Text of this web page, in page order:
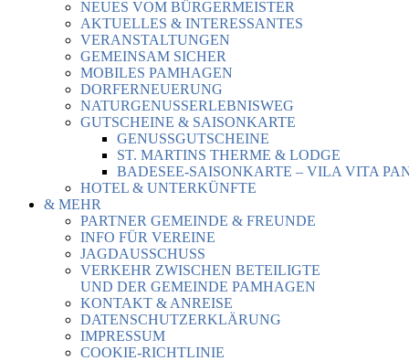
NEUES VOM BÜRGERMEISTER
AKTUELLES & INTERESSANTES
VERANSTALTUNGEN
GEMEINSAM SICHER
MOBILES PAMHAGEN
DORFERNEUERUNG
NATURGENUSSERLEBNISWEG
GUTSCHEINE & SAISONKARTE
GENUSSGUTSCHEINE
ST. MARTINS THERME & LODGE
BADESEE-SAISONKARTE – VILA VITA
HOTEL & UNTERKÜNFTE
& MEHR
PARTNER GEMEINDE & FREUNDE
INFO FÜR VEREINE
JAGDAUSSCHUSS
VERKEHR ZWISCHEN BETEILIGTE
UND DER GEMEINDE PAMHAGEN
KONTAKT & ANREISE
DATENSCHUTZERKLÄRUNG
IMPRESSUM
COOKIE-RICHTLINIE